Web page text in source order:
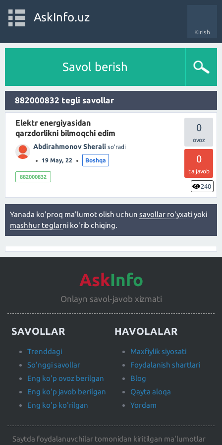
Kirish
AskInfo.uz
Savol berish
882000832 tegli savollar
0
0
ta javob
240
Elektr energiyasidan
qarzdorlikni bilmoqchi edim
Abdirahmonov Sherali so'radi
19 May, 22 Boshqa
882000832
Yanada ko'proq ma'lumot olish uchun savollar ro'yxatiyoki
mashhur teglarni ko'rib chiqing.
AskInfo
Onlayn savol-javob xizmati
SAVOLLAR
Trenddagi
So'nggi savollar
Eng ko'p ovoz berilgan
Eng ko'p javob berilgan
Eng ko'p ko'rilgan
HAVOLALAR
Maxfiylik siyosati
Foydalanish shartlari
Blog
Qayta aloqa
Yordam
Saytda foydalanuvchilar tomonidan kiritilgan ma'lumotlar